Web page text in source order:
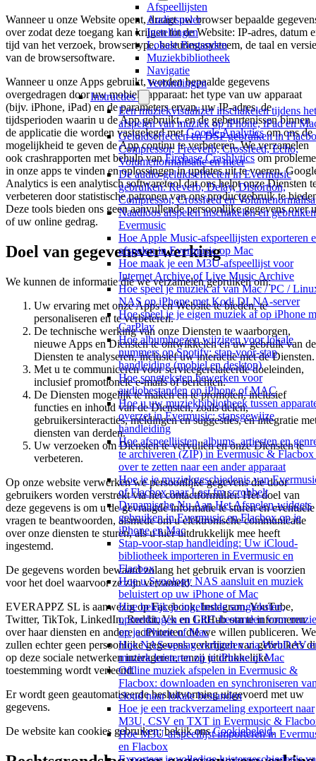
Afspeellijsten
Audiospeler
Instellingen
Lokale Bestanden
Muziekbibliotheek
Navigatie
Verbindingen
Instructies
Een muziekvisualizer inschakelen tijdens het
afspelen van muziek op iPhone, iPad en
Geluidseffecten en DSP gebruiken in
Compressor, Freeverb, Crossfeed, Echo,
Volumenormalisatie en meer
De audio-geluidseffecten in Evermusic
gebruiken: Reverb, Delay, Distortion,
Compressor, Crossfeed en
Naadloos afspelen inschakelen en
Evermusic
Hoe Apple Music-afspeellijsten exporteren
afspelen in Evermusic op Mac
Hoe maak je een M3U-afspeellijst voor
Internet Archive of Live Music Archive
Hoe speel je muziek af van Mac / PC /
NAS op iPhone met Kodi DLNA-server
Hoe speel je je eigen muziek af op iPhone
CarPlay
Hoe albumhoezen wijzigen voor lokale
nummers op Spotify: stap-voor-stap
handleiding (mobiel en desktop)
Hoe songteksten bewerken voor
audiobestanden op iPhone of MAC
Hoe u uw muziekbibliotheek tussen
overzet in Evermusic: stapsgewijze
handleiding
Hoe afspeellijsten, albums, artiesten en
te archiveren (ZIP) in Evermusic & Flacbox
over te zetten naar een ander apparaat
Hoe je je muziekgeschiedenis van
of Flacbox naar Last.fm scrobbelt
Dynamische Nu Aan Het Afspelen-widgets
gebruiken in Evermusic en Flacbox op je
iPhone en Mac
Stap-voor-stap handleiding: Uw iCloud-
bibliotheek importeren in Evermusic en
Flacbox
Hoe u Synology NAS aansluit en muziek
beluistert op uw iPhone of Mac
Hoe bekijk je ingebedde songteksten,
opmerkingen en LRC-bestanden voor
op je iPhone of Mac
Hoe NAS-opslag verbinden via WebDAV
muziek luisteren op je iPhone of Mac
Offline muziek afspelen in Evermusic &
Flacbox: downloaden en synchroniseren
cloud naar lokale bestanden
Hoe je een trackverzameling exporteert naar
M3U, CSV en TXT in Evermusic &
Hoe M3U-afspeellijst importeren in
en Flacbox
Wanneer u onze Website opent, draagt uw browser bepaalde
over zodat deze toegang kan krijgen tot de Website: IP-adres, datum
tijd van het verzoek, browsertype, besturingssysteem, de taal en versie
van de browsersoftware.
Wanneer u onze Apps gebruikt, worden bepaalde gegevens
overgedragen door uw mobiele apparaat: het type van uw apparaat
(bijv. iPhone, iPad) en de parameters ervan, uw IP-adres, de
tijdsperioden waarin u de App gebruikt, en de gebeurtenissen binnen
de applicatie die worden vastgelegd metGoogle Analyticsom ons de
mogelijkheid te geven de App continu te verbeteren. We verzamelen
ook crashrapporten met behulp vanFirebase Crashlyticsom
in onze apps te vinden en oplossingen in updates uit te voeren.
Analytics is een analytisch softwaretool dat ons helpt onze Diensten
verbeteren door statistische patronen van ons productgebruik te
Deze tools bieden ons geen aanvullende persoonlijke gegevens over u
of uw online gedrag.
Doel van gegevensverwerking
We kunnen de informatie die we verzamelen gebruiken om:
Uw ervaring met onze Apps en Website te bieden, te
personaliseren en te verbeteren.
De technische werking van onze Diensten te waarborgen,
nieuwe Apps en Diensten te ontwikkelen en uw gebruik van de
Diensten te analyseren, inclusief uw interactie met de Diensten.
Met u te communiceren voor servicegerelateerde doeleinden,
inclusief promotionele e-mails of berichten.
De Diensten mogelijk te maken en te promoten, inclusief
functies en inhoud van de Diensten, zoals delen,
gebruikersinteracties, meldingen en suggesties, en integratie
diensten van derden.
Uw verzoeken om Diensten te vervullen en onze Diensten te
verbeteren.
Op onze website verwerken we persoonlijke gegevens die door
gebruikers worden verstrekt via het contactformulier. Het doel van
deze gegevens is om u de gevraagde informatie te sturen en eventuele
vragen te beantwoorden, alsmede om u elektronische communicatie
over onze diensten te sturen, als u hier uitdrukkelijk mee heeft
ingestemd.
De gegevens worden bewaard zolang het gebruik ervan is voorzien
voor het doel waarvoor ze zijn verzameld.
EVERAPPZ SL is aanwezig op Facebook, Instagram, YouTube,
Twitter, TikTok, LinkedIn, Reddit, Vk en GitHub om te informeren
over haar diensten en andere activiteiten die we willen publiceren. We
zullen echter geen persoonlijke gegevens verkrijgen van gebruikers
op deze sociale netwerken interageren, tenzij uitdrukkelijke
toestemming wordt verleend.
Er wordt geen geautomatiseerde besluitvorming uitgevoerd met uw
gegevens.
De website kan cookies gebruiken; bekijk onsCookiebeleid.